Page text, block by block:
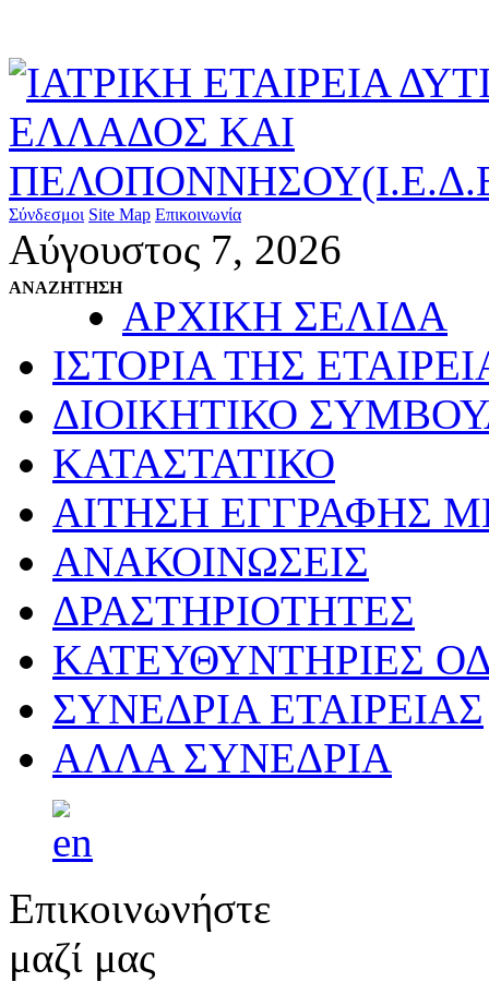
Σύνδεσμοι Site Map Επικοινωνία
Αύγουστος 7, 2026
ΑΝΑΖΗΤΗΣΗ
ΑΡΧΙΚΗ ΣΕΛΙΔΑ
ΙΣΤΟΡΙΑ ΤΗΣ
ΔΙΟΙΚΗΤΙΚΟ
ΚΑΤΑΣΤΑΤΙΚΟ
ΑΙΤΗΣΗ ΕΓΓΡΑΦΗΣ
ΑΝΑΚΟΙΝΩΣΕΙΣ
ΔΡΑΣΤΗΡΙΟΤΗΤΕΣ
ΚΑΤΕΥΘΥΝΤΗΡΙΕΣ
ΣΥΝΕΔΡΙΑ ΕΤΑΙΡΕΙΑΣ
ΑΛΛΑ ΣΥΝΕΔΡΙΑ
Επικοινωνήστε
μαζί μας